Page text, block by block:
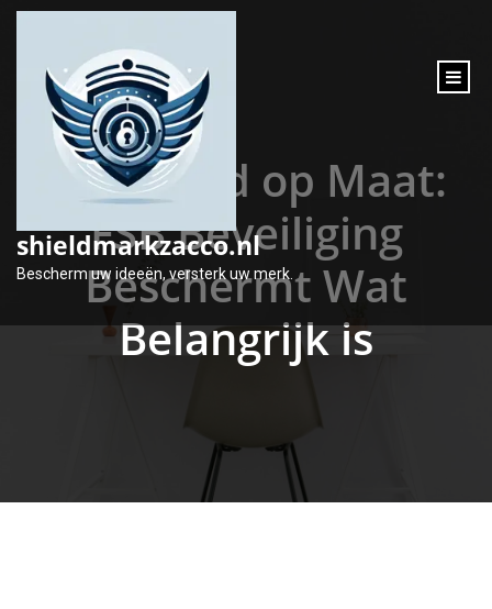
inhoud
shieldmarkzacco.nl
Bescherm uw ideeën, versterk uw merk.
Veiligheid op Maat:
FSB Beveiliging
Beschermt Wat
Belangrijk is